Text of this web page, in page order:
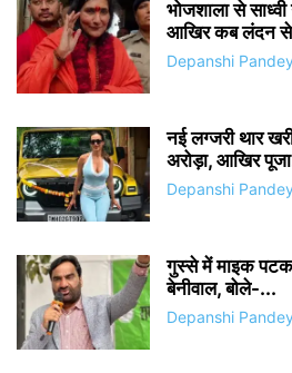
भोजशाला से
आखिर कब लंदन
Depanshi Pandey
नई लग्जरी थार
अरोड़ा, आखिर
Depanshi Pandey
गुस्से में माइक
बेनीवाल, बोले-...
Depanshi Pandey